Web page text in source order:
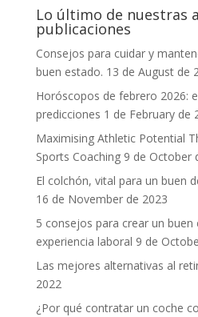
Lo último de nuestras
publicaciones
Consejos para cuidar y
buen estado. 13 de August de
Horóscopos de febrero 2026:
predicciones 1 de February de
Maximising Athletic Potential
Sports Coaching 9 de October
El colchón, vital para un buen
16 de November de 2023
5 consejos para crear un buen
experiencia laboral 9 de
Las mejores alternativas al
2022
¿Por qué contratar un coche